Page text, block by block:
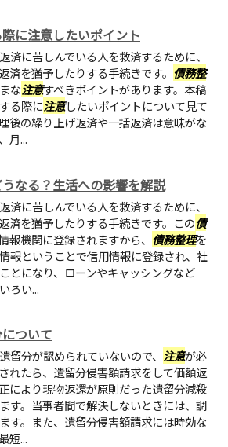
に注意したいポイント
済に苦しんでいる人を救済するために、
済を猶予したりする手続きです。 債務整
な注意すべきポイントがあります。本稿
る際に注意したいポイントについて見て
後の繰り上げ返済や一括返済は意味がな
月...
なる？生活への影響を解説
済に苦しんでいる人を救済するために、
済を猶予したりする手続きです。この債
報機関に登録されますから、 債務整理を
報ということで信用情報に登録され、社
とになり、ローンやキャッシングなど
ろい...
ついて
留分が認められていないので、 注意が必
れたら、遺留分侵害額請求をして価額返
により現物返還が原則だった遺留分減殺
す。当事者間で解決しないときには、調
す。また、遺留分侵害額請求には時効な
短...